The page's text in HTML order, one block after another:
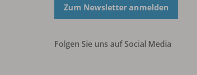
Zum Newsletter anmelden
Folgen Sie uns auf Social Media